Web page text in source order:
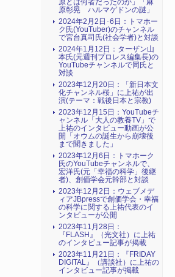
原とは何者だったのか」「麻
原彰晃 ハルマゲドンの謎」
2024年2月2日･6日：トマホー
ク氏(YouTuber)のチャンネル
で宮台真司氏(社会学者)と対談
2024年1月12日：ターザン山
本氏(元週刊プロレス編集長)の
YouTubeチャンネルで同氏と
対談
2023年12月20日：「新日本文
化チャンネル桜」に上祐が出
演(テーマ：戦後日本と宗教)
2023年12月15日：YouTubeチ
ャンネル「大人の教養TV」で
上祐のインタビュー動画が公
開「オウムの誕生から崩壊後
まで聞きました」
2023年12月6日：トマホーク
氏のYouTubeチャンネルで、
宏洋氏(元「幸福の科学」後継
者)、創価学会元幹部と対談
2023年12月2日：ウェブメデ
ィアJBpressで創価学会・幸福
の科学に関する上祐代表のイ
ンタビューが公開
2023年11月28日：
『FLASH』（光文社）に上祐
のインタビュー記事が掲載
2023年11月21日：『FRIDAY
DIGITAL』（講談社）に上祐の
インタビュー記事が掲載